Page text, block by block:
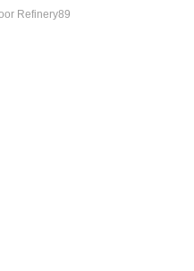
Refinery89